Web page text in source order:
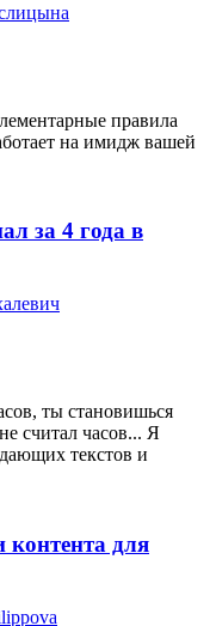
правила
на имидж вашей
за 4 года в
ты становишься
считал часов... Я
текстов и
для